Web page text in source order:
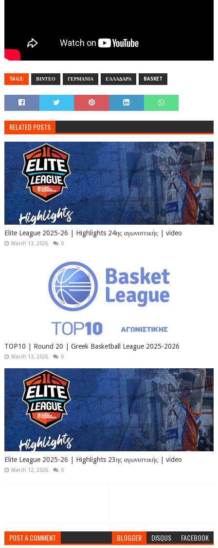
TAGS: ΒΙΝΤΕΟ ΓΕΡΜΑΝΙΑ ΕΛΛΑΔΑΡΑ BASKET
RELATED POSTS
Elite League 2025-26 | Highlights 24ης αγωνιστικής | video
March 13, 2026 0
TOP10 | Round 20 | Greek Basketball League 2025-2026
March 13, 2026 0
Elite League 2025-26 | Highlights 23ης αγωνιστικής | video
March 12, 2026 0
POST A COMMENT BLOGGER DISQUS FACEBOOK